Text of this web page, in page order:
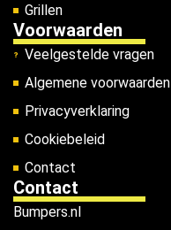
Grillen
Voorwaarden
Veelgestelde vragen
Algemene voorwaarden
Privacyverklaring
Cookiebeleid
Contact
Contact
Bumpers.nl